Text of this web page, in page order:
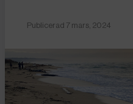
Publicerad 7 mars, 2024